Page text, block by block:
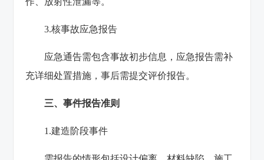
3‌.核事故应急报告‌
应急通告需包含事故初步信息，应急报告需补
充详细处置措施，事后需提交评价报告。
三、事件报告准则
1‌.建造阶段事件‌